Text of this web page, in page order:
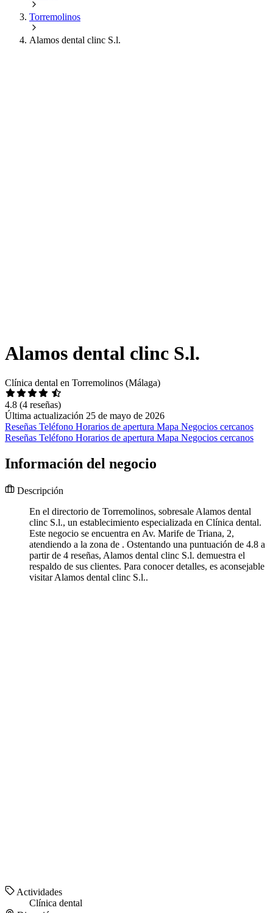
Torremolinos
Alamos dental clinc S.l.
Alamos dental clinc S.l.
Clínica dental en Torremolinos (Málaga)
4.8 (4 reseñas)
Última actualización 25 de mayo de 2026
Reseñas Teléfono Horarios de apertura Mapa Negocios cercanos
Reseñas Teléfono Horarios de apertura Mapa Negocios cercanos
Información del negocio
Descripción
En el directorio de Torremolinos, sobresale Alamos dental
clinc S.l., un establecimiento especializada en Clínica dental.
Este negocio se encuentra en Av. Marife de Triana, 2,
atendiendo a la zona de . Ostentando una puntuación de 4.8 a
partir de 4 reseñas, Alamos dental clinc S.l. demuestra el
respaldo de sus clientes. Para conocer detalles, es aconsejable
visitar Alamos dental clinc S.l..
Actividades
Clínica dental